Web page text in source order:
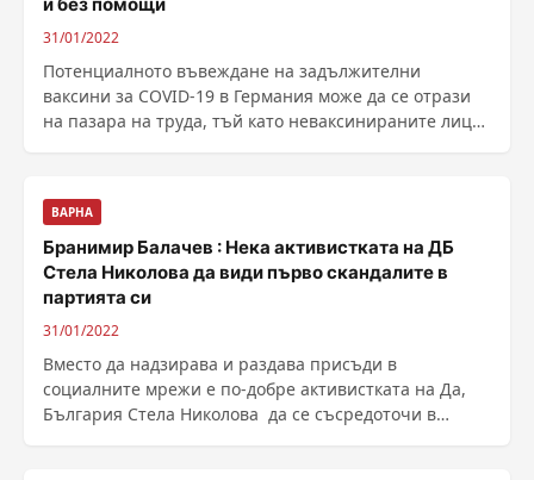
31/01/2022
Потенциалното въвеждане на задължителни
ваксини за COVID-19 в Германия може да се отрази
на пазара на труда, тъй като неваксинираните лица
ВАРНА
Бранимир Балачев : Нека активистката на ДБ
Стела Николова да види първо скандалите в
партията си
31/01/2022
Вместо да надзирава и раздава присъди в
социалните мрежи е по-добре активистката на Да,
България Стела Николова да се съсредоточи в